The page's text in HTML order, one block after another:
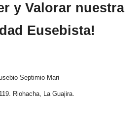
y Valorar nuestra
Eusebista!
Septimio Mari
Riohacha, La Guajira.